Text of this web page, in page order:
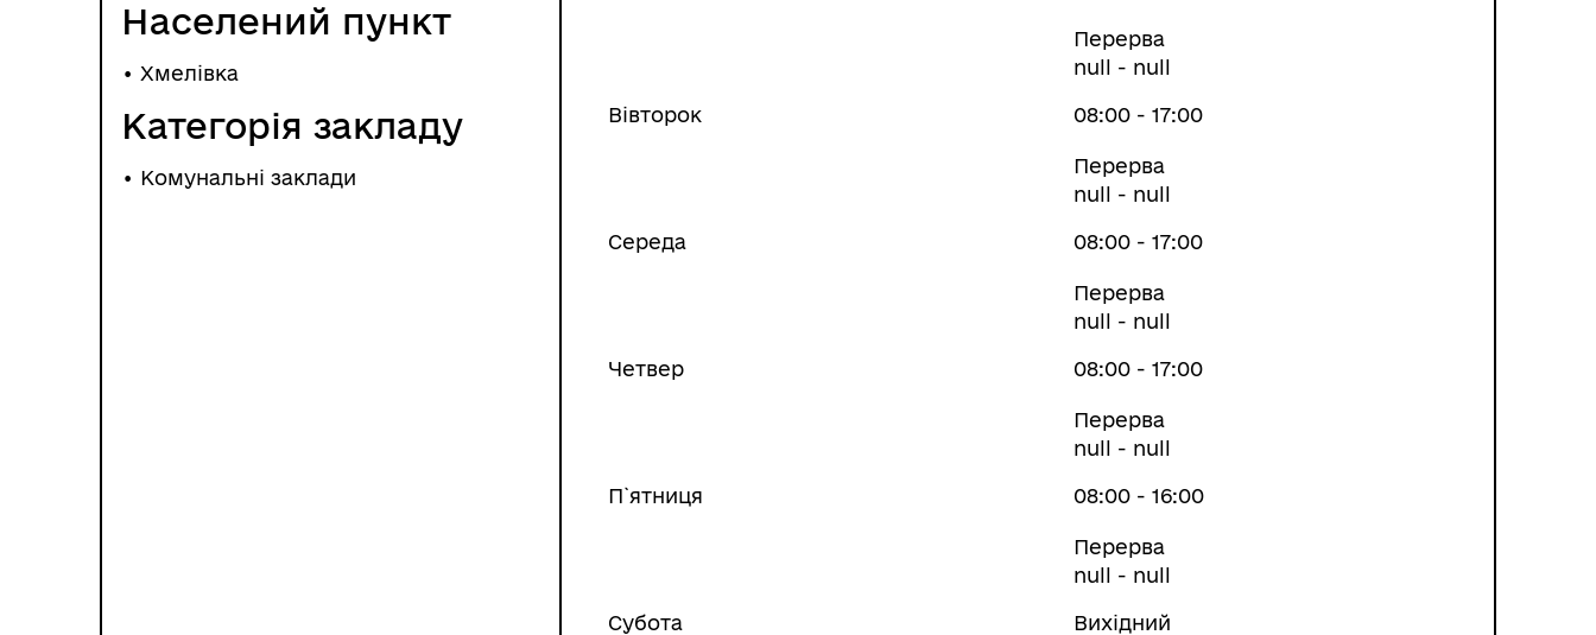
Перерва
null - null
Вівторок 08:00 - 17:00
Перерва
null - null
Середа 08:00 - 17:00
Перерва
null - null
Четвер 08:00 - 17:00
Перерва
null - null
П`ятниця 08:00 - 16:00
Перерва
null - null
Субота Вихідний
Населений пункт
• Хмелівка
Категорія закладу
• Комунальні заклади